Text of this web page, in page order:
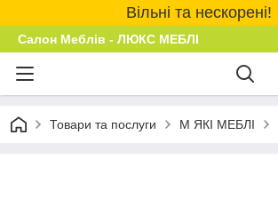
Вільні та нескорені!
Салон Меблів - ЛЮКС МЕБЛІ
Товари та послуги М ЯКІ МЕБЛІ